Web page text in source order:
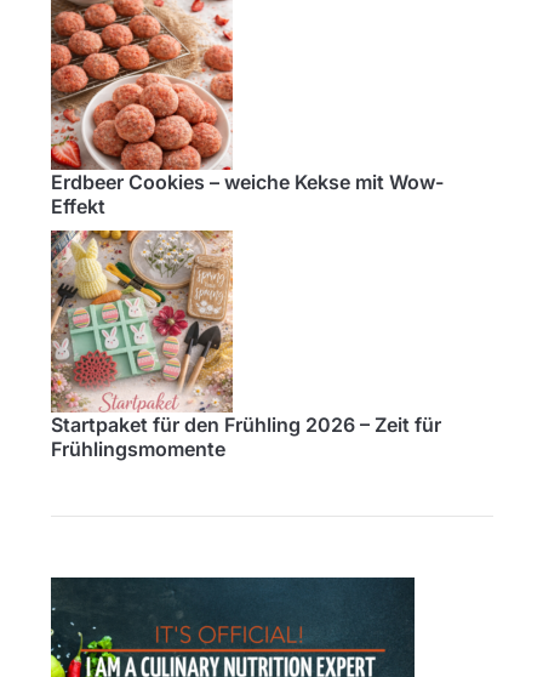
Erdbeer Cookies – weiche Kekse mit Wow-
Effekt
Startpaket für den Frühling 2026 – Zeit für
Frühlingsmomente